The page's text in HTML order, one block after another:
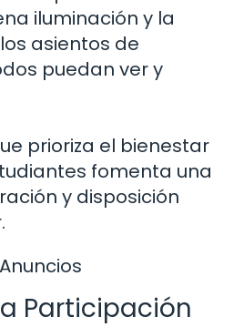
iluminación y la
asientos de
puedan ver y
prioriza el bienestar
fomenta una
y disposición
Anuncios
Participación